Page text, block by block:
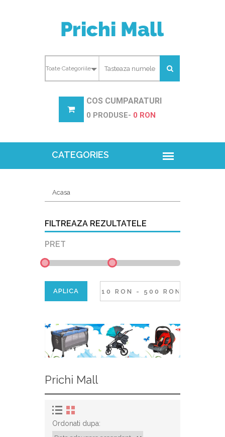
COS CUMPARATURI
0 PRODUSE- 0 RON
Acasa
FILTREAZA REZULTATELE
PRET
Prichi Mall
Ordonati dupa: